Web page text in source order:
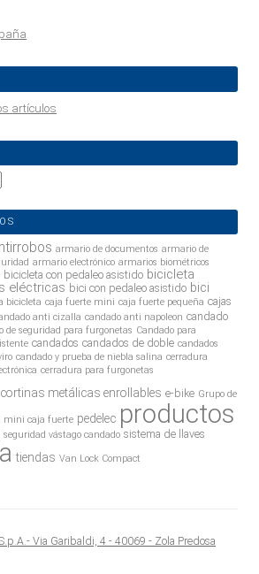
artículos
armario de documentos armario de
armario electrónico armarios biométricos
bicicleta con pedaleo asistido bicicleta
eléctricas bici con pedaleo asistido bici
bicicleta caja fuerte mini caja fuerte pequeña cajas
anti cizalla candado anti napoleon candado
de seguridad para furgonetas Candado para
candados candados de doble candados
candado y prueba de niebla salina cerradura
cerradura para furgonetas
cortinas metálicas enrollables e-bike Grupo de
mini caja fuerte pedelec productos
seguridad vástago candado sistema de llaves
tiendas Van Lock Compact
Via Garibaldi, 4 - 40069 - Zola Predosa